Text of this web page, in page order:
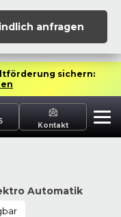
anfragen
sichern:
Kontakt
Automatik